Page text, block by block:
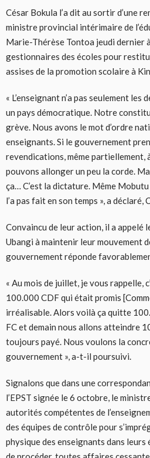
César Bokula l’a dit au sortir d’une
ministre provincial intérimaire de
Marie-Thérèse Tontoa jeudi dernier
gestionnaires des écoles pour
assises de la promotion scolaire à
« L’enseignant n’a pas seulement les
un pays démocratique. Notre
grève. Nous avons le mot d’ordre
enseignants. Si le gouvernement
revendications, même partiellement,
pouvons allonger un peu la corde.
ça… C’est la dictature. Même
l’a pas fait en son temps », a déclaré,
Convaincu de leur action, il a appelé
Ubangi à maintenir leur mouvement
gouvernement réponde
« Au mois de juillet, je vous rappelle,
100.000 CDF qui était promis
irréalisable. Alors voilà ça quitte
FC et demain nous allons atteindre
toujours payé. Nous voulons la
gouvernement », a-t-il poursuivi.
Signalons que dans une
l’EPST signée le 6 octobre, le
autorités compétentes de
des équipes de contrôle pour
physique des enseignants dans